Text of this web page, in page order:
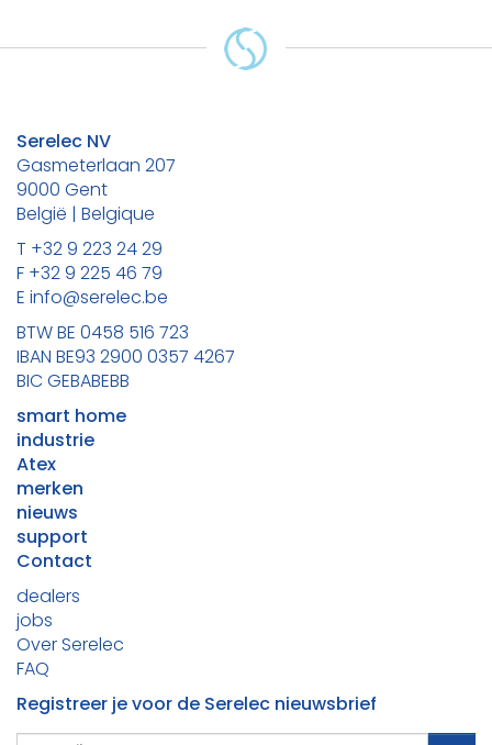
Serelec NV
Gasmeterlaan 207
9000 Gent
België | Belgique
T +32 9 223 24 29
F +32 9 225 46 79
E info@serelec.be
BTW BE 0458 516 723
IBAN BE93 2900 0357 4267
BIC GEBABEBB
smart home
industrie
Atex
merken
nieuws
support
Contact
dealers
jobs
Over Serelec
FAQ
Registreer je voor de Serelec nieuwsbrief